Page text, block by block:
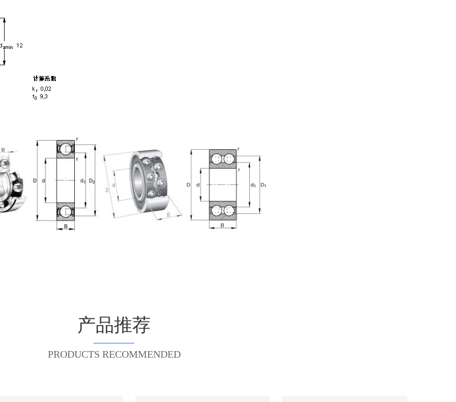
产品推荐
PRODUCTS RECOMMENDED